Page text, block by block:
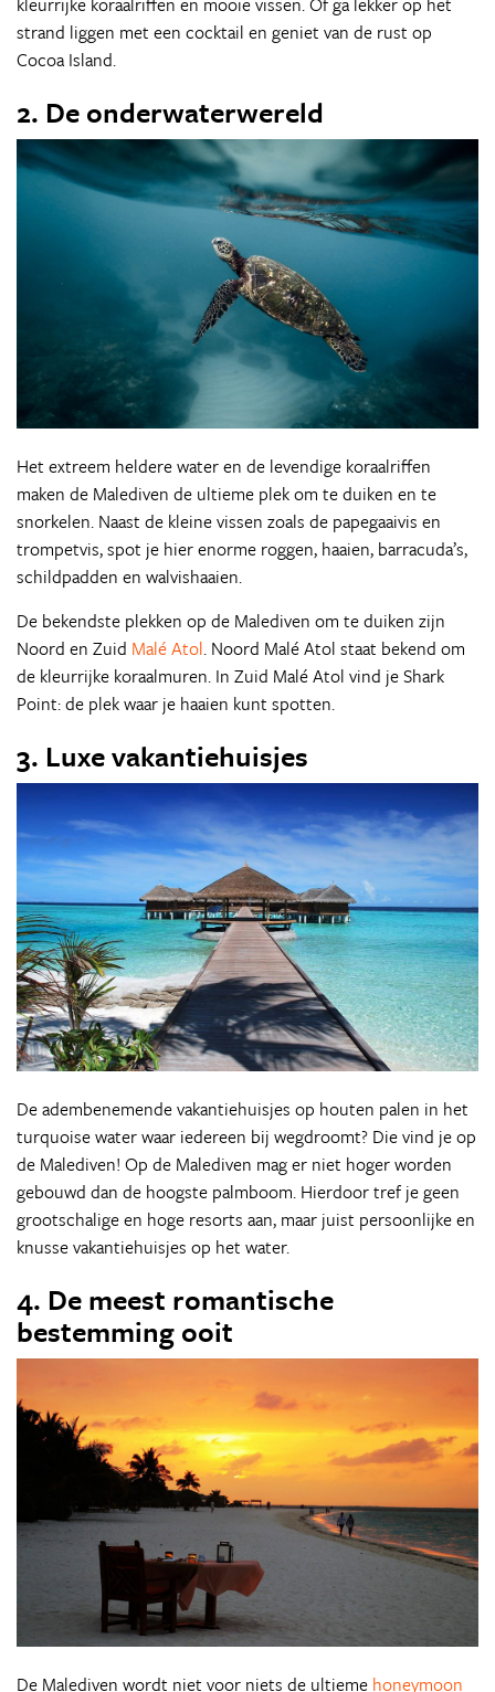
strand liggen met een cocktail en geniet van de rust op
Cocoa Island.
2. De onderwaterwereld
Het extreem heldere water en de levendige koraalriffen
maken de Malediven de ultieme plek om te duiken en te
snorkelen. Naast de kleine vissen zoals de papegaaivis en
trompetvis, spot je hier enorme roggen, haaien, barracuda’s,
schildpadden en walvishaaien.
De bekendste plekken op de Malediven om te duiken zijn
Noord en Zuid Malé Atol. Noord Malé Atol staat bekend om
de kleurrijke koraalmuren. In Zuid Malé Atol vind je Shark
Point: de plek waar je haaien kunt spotten.
3. Luxe vakantiehuisjes
De adembenemende vakantiehuisjes op houten palen in het
turquoise water waar iedereen bij wegdroomt? Die vind je op
de Malediven! Op de Malediven mag er niet hoger worden
gebouwd dan de hoogste palmboom. Hierdoor tref je geen
grootschalige en hoge resorts aan, maar juist persoonlijke en
knusse vakantiehuisjes op het water.
4. De meest romantische
bestemming ooit
De Malediven wordt niet voor niets de ultieme honeymoon